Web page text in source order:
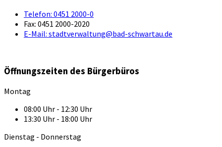
Telefon: 0451 2000-0
Fax: 0451 2000-2020
E-Mail: stadtverwaltung@bad-schwartau.de
Öffnungszeiten des Bürgerbüros
Montag
08:00 Uhr - 12:30 Uhr
13:30 Uhr - 18:00 Uhr
Dienstag - Donnerstag